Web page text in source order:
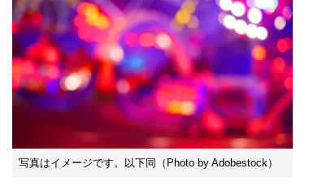
写真はイメージです。以下同（Photo by Adobestock）